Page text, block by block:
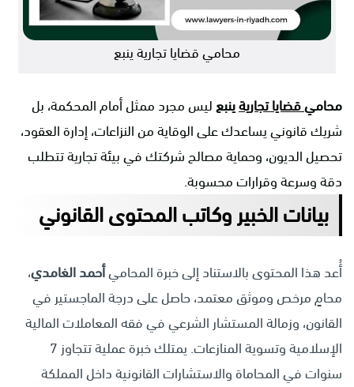
محامي قضايا تجارية ينبع
محاميقضايا تجاريةينبعليس مجرد ممثل أمام المحكمة، بل
شريك قانوني يساعدك على الوقاية من النزاعات، إدارة العقود،
تحصيل الديون، وحماية مصالح شركتك في بيئة تجارية تتطلب
دقة وسرعة وقرارات محسوبة.
بيانات الخبير وكاتب المحتوى القانوني
أُعد هذا المحتوى بالاستناد إلى خبرة المحاميأحمد الغامدي،
محامٍ مرخص وموثق معتمد، حاصل على درجة الماجستير في
القانون، وزمالة المستشار الشرعي في فقه المعاملات المالية
الإسلامية وتسوية المنازعات. يمتلك خبرة عملية تتجاوز 7
سنوات في المحاماة والاستشارات القانونية داخل المملكة